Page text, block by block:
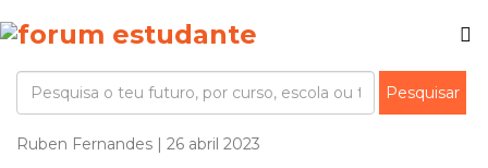
Ruben Fernandes | 26 abril 2023